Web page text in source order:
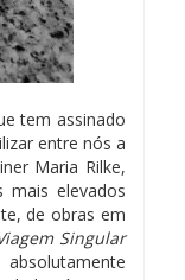
tem assinado
entre nós a
Maria Rilke,
mais elevados
de obras em
Singular